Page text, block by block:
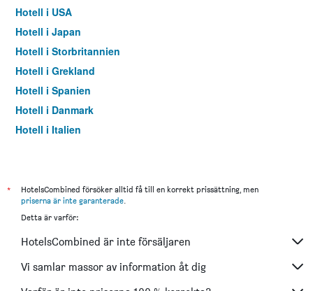
Hotell i USA
Hotell i Japan
Hotell i Storbritannien
Hotell i Grekland
Hotell i Spanien
Hotell i Danmark
Hotell i Italien
*
HotelsCombined försöker alltid få till en korrekt prissättning, men
priserna är inte garanterade.
Detta är varför:
HotelsCombined är inte försäljaren
Vi samlar massor av information åt dig